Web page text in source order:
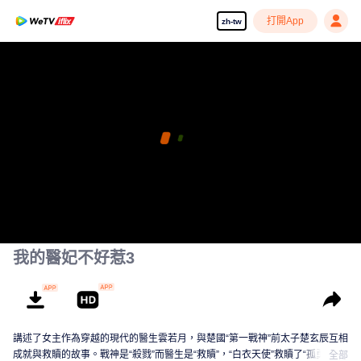
zh-tw 打開App
我的醫妃不好惹3
講述了女主作為穿越的現代的醫生雲若月，與楚國“第一戰神”前太子楚玄辰互相
成就與救贖的故事。戰神是“殺戮”而醫生是“救贖”，“白衣天使”救贖了“孤勇王全部